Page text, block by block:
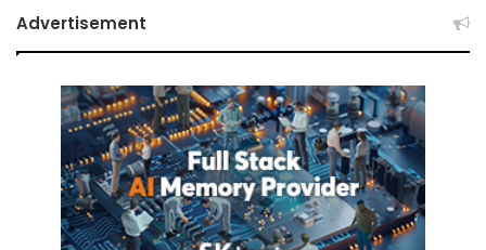
Advertisement